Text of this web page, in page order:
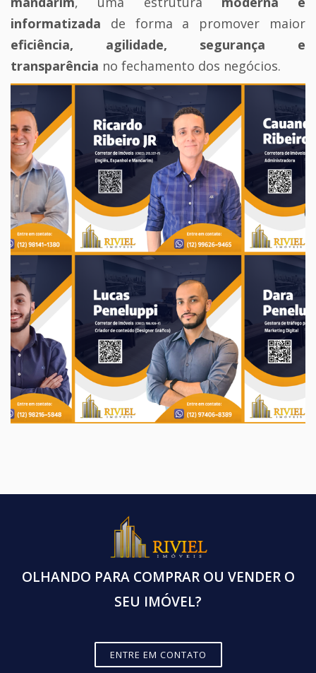
informatizada de forma a promover maior
eficiência, agilidade, segurança e
transparência no fechamento dos negócios.
OLHANDO PARA COMPRAR OU VENDER O
SEU IMÓVEL?
ENTRE EM CONTATO